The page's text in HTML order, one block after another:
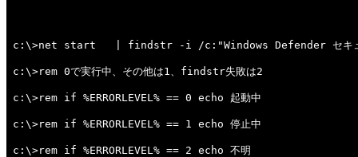
c:\>net start   | findstr -i /c:"Windows Defender セキュ
c:\>rem 0で実行中、その他は1、findstr失敗は2
c:\>rem if %ERRORLEVEL% == 0 echo 起動中
c:\>rem if %ERRORLEVEL% == 1 echo 停止中
c:\>rem if %ERRORLEVEL% == 2 echo 不明